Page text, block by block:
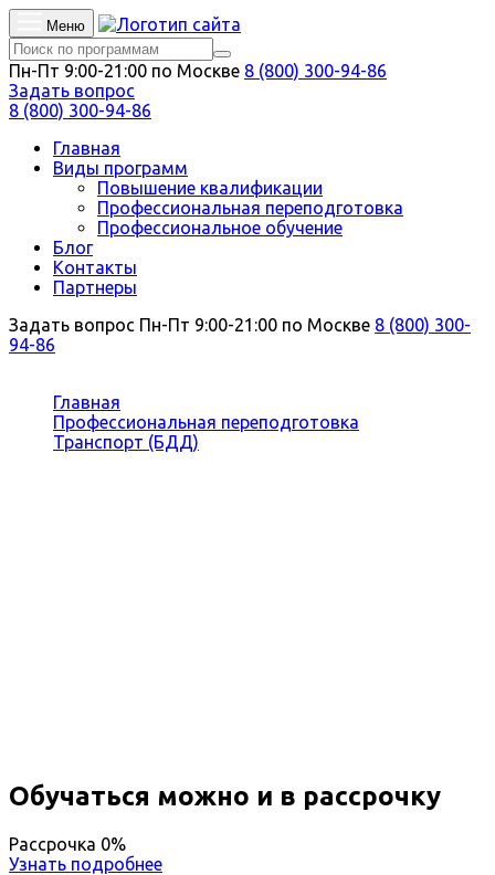
Меню
Пн-Пт 9:00-21:00 по Москве 8 (800) 300-94-86
Задать вопрос
8 (800) 300-94-86
Главная
Виды программ
Повышение квалификации
Профессиональная переподготовка
Профессиональное обучение
Блог
Контакты
Партнеры
Задать вопрос Пн-Пт 9:00-21:00 по Москве 8 (800) 300-
94-86
Главная
Профессиональная переподготовка
Транспорт (БДД)
Обучаться можно и в рассрочку
Рассрочка 0%
Узнать подробнее